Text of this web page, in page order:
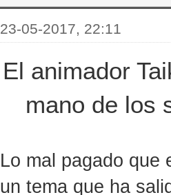
23-05-2017, 22:11
El animador
mano de los
Lo mal pagado que
un tema que ha